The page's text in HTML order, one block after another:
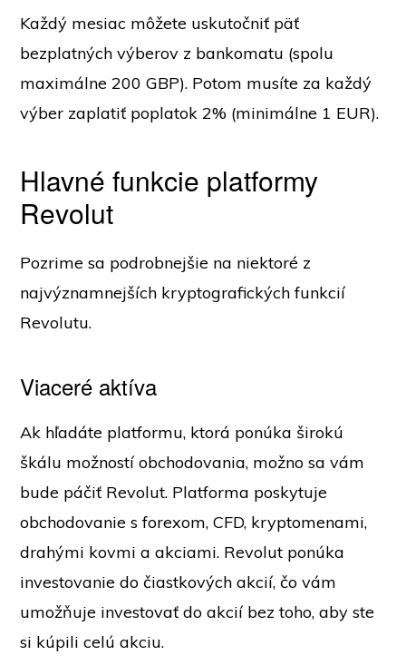
Každý mesiac môžete uskutočniť päť
bezplatných výberov z bankomatu (spolu
maximálne 200 GBP). Potom musíte za každý
výber zaplatiť poplatok 2% (minimálne 1 EUR).
Hlavné funkcie platformy
Revolut
Pozrime sa podrobnejšie na niektoré z
najvýznamnejších kryptografických funkcií
Revolutu.
Viaceré aktíva
Ak hľadáte platformu, ktorá ponúka širokú
škálu možností obchodovania, možno sa vám
bude páčiť Revolut. Platforma poskytuje
obchodovanie s forexom, CFD, kryptomenami,
drahými kovmi a akciami. Revolut ponúka
investovanie do čiastkových akcií, čo vám
umožňuje investovať do akcií bez toho, aby ste
si kúpili celú akciu.